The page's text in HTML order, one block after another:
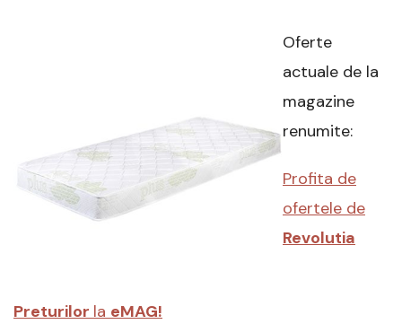
–
Review
si
Recomandari
Oferte
actuale de la
magazine
renumite:
Profita de
ofertele de
Revolutia
Preturilor la eMAG!